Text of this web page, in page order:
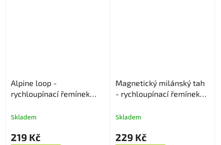
Alpine loop -
rychloupínací řemínek
Skladem
219 Kč
Magnetický milánský tah
- rychloupínací řemínek
Skladem
229 Kč